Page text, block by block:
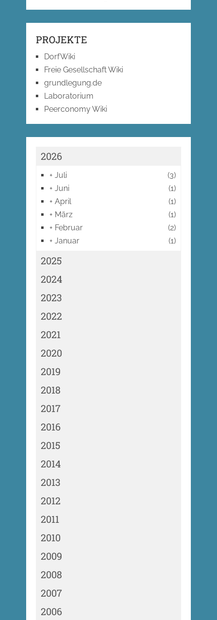
PROJEKTE
DorfWiki
Freie Gesellschaft Wiki
grundlegung.de
Laboratorium
Peerconomy Wiki
2026
+ Juli
(3)
+ Juni
(1)
+ April
(1)
+ März
(1)
+ Februar
(2)
+ Januar (1)
2025
2024
2023
2022
2021
2020
2019
2018
2017
2016
2015
2014
2013
2012
2011
2010
2009
2008
2007
2006